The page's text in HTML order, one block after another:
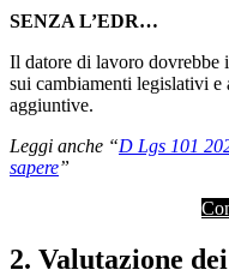
SENZA L’EDR…
Il datore di lavoro dovrebbe
sui cambiamenti legislativi e
aggiuntive.
Leggi anche “D Lgs 101
sapere”
2. Valutazione